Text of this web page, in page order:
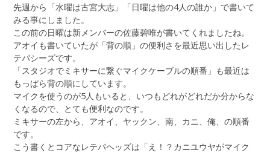
先週から「水曜は古宮大志」「日曜は他の4人の誰か」で書いて
みる事にしました。
この前の日曜は新メンバーの佐藤碧唯が書いてくれましたね。
アオイも書いていたが「背の順」の便利さを最近思い出したレ
テパシーズです。
「スタジオでミキサーに繋ぐマイクケーブルの順番」も最近は
もっぱら背の順にしています。
マイクを使うのが5人もいると、いつもどれがどれだか分からな
くなるので、とても便利なのです。
ミキサーの左から、アオイ、ヤックン、南、カニ、俺、の順番
です。
こう書くとコアなレテパヘッズは「え！？カニユウヤがマイク